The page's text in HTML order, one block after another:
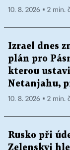
10. 8. 2026 ▪ 2 min.
Izrael dnes
plán pro
kterou
Netanjahu,
10. 8. 2026 ▪ 2 min.
Rusko při
Zelenskyj